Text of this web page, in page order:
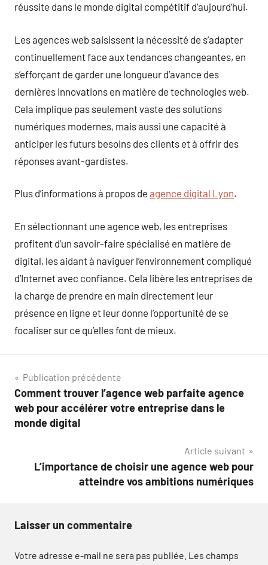
réussite dans le monde digital compétitif d’aujourd’hui.
Les agences web saisissent la nécessité de s’adapter
continuellement face aux tendances changeantes, en
s’efforçant de garder une longueur d’avance des
dernières innovations en matière de technologies web.
Cela implique pas seulement vaste des solutions
numériques modernes, mais aussi une capacité à
anticiper les futurs besoins des clients et à offrir des
réponses avant-gardistes.
Plus d’informations à propos de agence digital Lyon.
En sélectionnant une agence web, les entreprises
profitent d’un savoir-faire spécialisé en matière de
digital, les aidant à naviguer l’environnement compliqué
d’Internet avec confiance. Cela libère les entreprises de
la charge de prendre en main directement leur
présence en ligne et leur donne l’opportunité de se
focaliser sur ce qu’elles font de mieux.
Navigation
de
l’article
Publication précédente
Comment trouver l’agence web parfaite agence
web pour accélérer votre entreprise dans le
monde digital
Article suivant
L’importance de choisir une agence web pour
atteindre vos ambitions numériques
Laisser un commentaire
Votre adresse e-mail ne sera pas publiée. Les champs